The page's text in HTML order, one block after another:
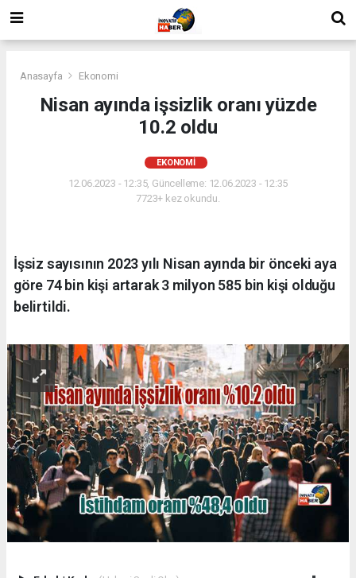
Anasayfa Ekonomi
Nisan ayında işsizlik oranı yüzde
10.2 oldu
EKONOMI
12.06.2023 - 12:35, Güncelleme: 12.06.2023 - 12:35
7723+ kez okundu.
İşsiz sayısının 2023 yılı Nisan ayında bir önceki aya
göre 74 bin kişi artarak 3 milyon 585 bin kişi olduğu
belirtildi.